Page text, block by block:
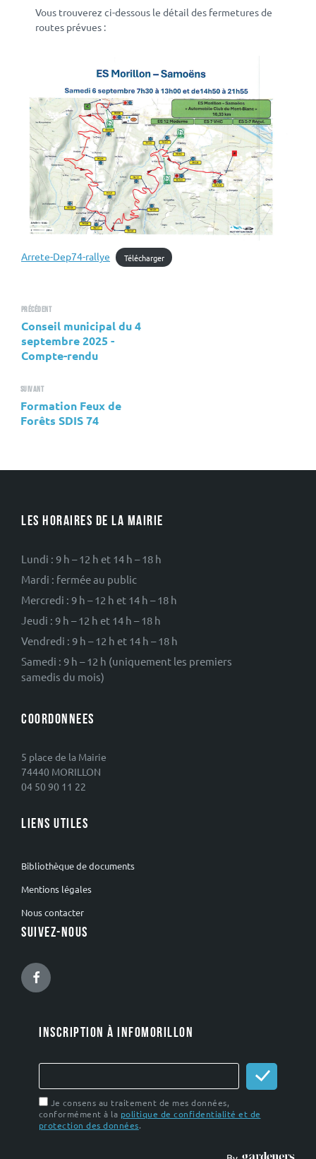
Vous trouverez ci-dessous le détail des fermetures de
routes prévues :
Arrete-Dep74-rallye Télécharger
Précédent
Conseil municipal du 4
septembre 2025 -
Compte-rendu
Suivant
Formation Feux de
Forêts SDIS 74
LES HORAIRES DE LA MAIRIE
Lundi : 9 h – 12 h et 14 h – 18 h
Mardi : fermée au public
Mercredi : 9 h – 12 h et 14 h – 18 h
Jeudi : 9 h – 12 h et 14 h – 18 h
Vendredi : 9 h – 12 h et 14 h – 18 h
Samedi : 9 h – 12 h (uniquement les premiers
samedis du mois)
COORDONNEES
5 place de la Mairie
74440 MORILLON
04 50 90 11 22
LIENS UTILES
Bibliothèque de documents
Mentions légales
Nous contacter
SUIVEZ-NOUS
Facebook
INSCRIPTION À INFOMORILLON
Je consens au traitement de mes données,
conformément à la politique de confidentialité et de
protection des données.